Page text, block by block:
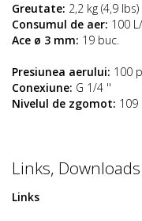
Greutate: 2,2 kg (4,9 lbs)
Consumul de aer: 100
Ace ø 3 mm: 19 buc.
Presiunea aerului: 100
Conexiune: G 1/4 ''
Nivelul de zgomot: 109
Links,
Links